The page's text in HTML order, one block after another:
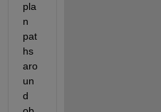
pla
n
pat
hs
aro
un
d